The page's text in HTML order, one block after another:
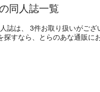
同人誌一覧
誌は、 3件お取り扱いがござ
探すなら、とらのあな通販に